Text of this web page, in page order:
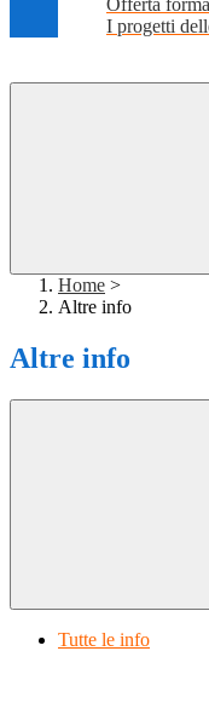
Offerta
I progetti
Home >
Altre info
Altre info
Tutte le info